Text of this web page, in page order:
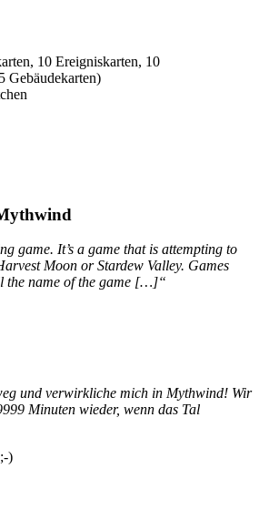
10 Ereigniskarten, 10
Gebäudekarten)
game. It’s a game that is attempting to
Moon or Stardew Valley. Games
the name of the game […]“
und verwirkliche mich in Mythwind! Wir
Minuten wieder, wenn das Tal
)